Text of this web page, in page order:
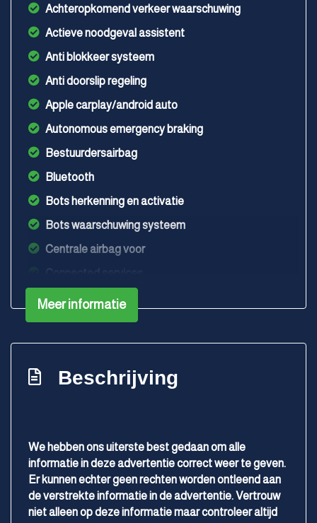
Achteropkomend verkeer waarschuwing
Actieve noodgeval assistent
Anti blokkeer systeem
Anti doorslip regeling
Apple carplay/android auto
Autonomous emergency braking
Bestuurdersairbag
Bluetooth
Bots herkenning en activatie
Bots waarschuwing systeem
Centrale airbag voor
Cruise control adaptief met stop&go en stuurhulp
Draadloze telefoonlader
Elektronisch stabiliteits programma
Full-led koplampen
Keyless start
Kruisend verkeer detectie
Matrix led koplampen
Oplaadmogelijkheid
Meer informatie
Beschrijving
We hebben ons uiterste best gedaan om alle
informatie in deze advertentie correct weer te geven.
Er kunnen echter geen rechten worden ontleend aan
de verstrekte informatie in de advertentie. Vertrouw
niet alleen op deze informatie maar controleer altijd